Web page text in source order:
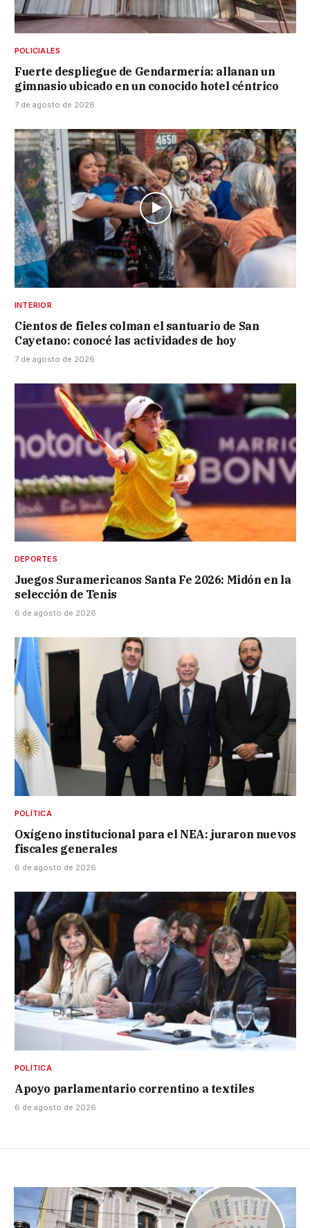
POLICIALES
Fuerte despliegue de Gendarmería: allanan un
gimnasio ubicado en un conocido hotel céntrico
7 de agosto de 2026
INTERIOR
Cientos de fieles colman el santuario de San
Cayetano: conocé las actividades de hoy
7 de agosto de 2026
DEPORTES
Juegos Suramericanos Santa Fe 2026: Midón en la
selección de Tenis
6 de agosto de 2026
POLÍTICA
Oxígeno institucional para el NEA: juraron nuevos
fiscales generales
6 de agosto de 2026
POLÍTICA
Apoyo parlamentario correntino a textiles
6 de agosto de 2026